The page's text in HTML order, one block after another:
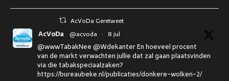
AcVoDa Geretweet
AcVoDa @acvoda · 8 jul
@wwwTabakNee @Wdekanter En hoeveel procent
van de markt verwachten jullie dat zal gaan plaatsvinden
via die tabakspeciaalzaken?
https://bureaubeke.nl/publicaties/donkere-wolken-2/